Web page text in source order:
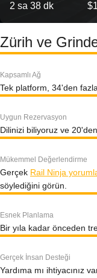
2 sa 38 dk
Zürih ve
Kapsamlı Ağ
Tek platform, 34'den
Uygun Rezervasyon
Dilinizi biliyoruz ve
Mükemmel Değerlendirme
Gerçek Rail Ninja
söylediğini görün.
Esnek Planlama
Bir yıla kadar önceden
Gerçek İnsan Desteği
Yardıma mı ihtiyacınız